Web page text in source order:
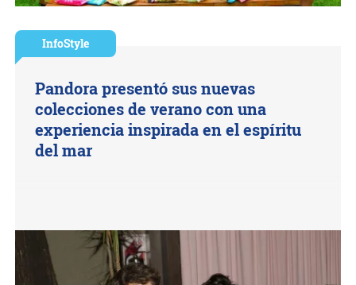
InfoStyle
Pandora presentó sus nuevas
colecciones de verano con una
experiencia inspirada en el espíritu
del mar